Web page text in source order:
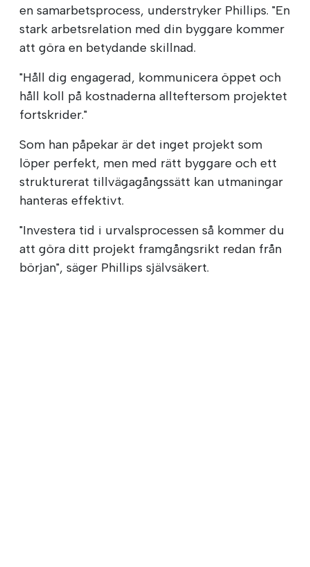
en samarbetsprocess, understryker Phillips. "En
stark arbetsrelation med din byggare kommer
att göra en betydande skillnad.
"Håll dig engagerad, kommunicera öppet och
håll koll på kostnaderna allteftersom projektet
fortskrider."
Som han påpekar är det inget projekt som
löper perfekt, men med rätt byggare och ett
strukturerat tillvägagångssätt kan utmaningar
hanteras effektivt.
"Investera tid i urvalsprocessen så kommer du
att göra ditt projekt framgångsrikt redan från
början", säger Phillips självsäkert.